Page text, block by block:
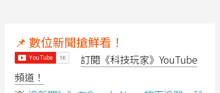
📌 數位新聞搶鮮看！
訂閱《科技玩家》YouTube
頻道！